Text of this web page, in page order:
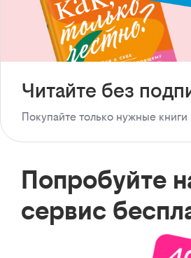
Читайте без
Покупайте только нужные книги
Попробуйте
сервис